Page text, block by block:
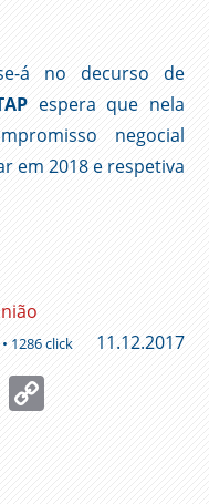
á no decurso de
espera que nela
negocial
em 2018 e respetiva
1286 click 11.12.2017
EmailCopy